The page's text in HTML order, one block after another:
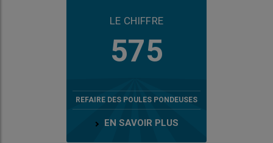
LE CHIFFRE
575
REFAIRE DES POULES PONDEUSES
EN SAVOIR PLUS